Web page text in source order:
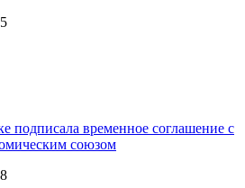
подписала временное соглашение с
союзом